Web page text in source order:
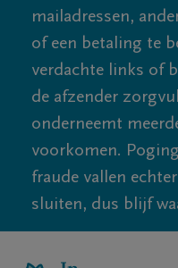
mailadressen,
of een betaling te
verdachte links of
de afzender
onderneemt
voorkomen.
fraude vallen
sluiten, dus blijf